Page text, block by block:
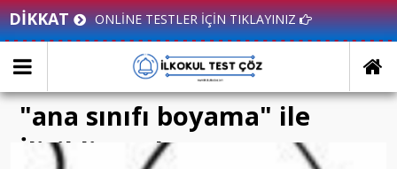
DİKKAT ONLİNE TESTLER İÇİN TIKLAYINIZ
"ana sınıfı boyama" ile
İlişikli yazılar